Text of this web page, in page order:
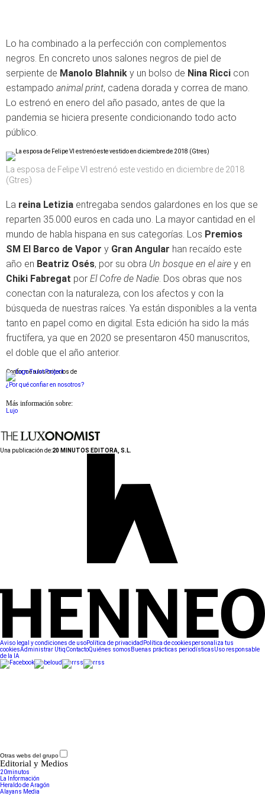
Lo ha combinado a la perfección con complementos
negros. En concreto unos salones negros de piel de
serpiente de Manolo Blahnik y un bolso de Nina Ricci con
estampado animal print, cadena dorada y correa de mano.
Lo estrenó en enero del año pasado, antes de que la
pandemia se hiciera presente condicionando todo acto
público.
La esposa de Felipe VI estrenó este vestido en diciembre de 2018
(Gtres)
La reina Letizia entregaba sendos galardones en los que se
reparten 35.000 euros en cada uno. La mayor cantidad en el
mundo de habla hispana en sus categorías. Los Premios
SM El Barco de Vapor y Gran Angular han recaído este
año en Beatriz Osés, por su obra Un bosque en el aire y en
Chiki Fabregat por El Cofre de Nadie. Dos obras que nos
conectan con la naturaleza, con los afectos y con la
búsqueda de nuestras raíces. Ya están disponibles a la venta
tanto en papel como en digital. Esta edición ha sido la más
fructífera, ya que en 2020 se presentaron 450 manuscritos,
el doble que el año anterior.
Conforme a los criterios de
¿Por qué confiar en nosotros?
Más información sobre:
Lujo
Una publicación de:20 MINUTOS EDITORA, S.L.
Aviso legal y condiciones de usoPolítica de privacidad Política de cookiespersonaliza tus
cookiesAdministrar UtiqContactoQuiénes somos Buenas prácticas periodísticasUso responsable
de la IA
Otras webs del grupo
Editorial y Medios
20minutos
La Información
Heraldo de Aragón
Alayans Media